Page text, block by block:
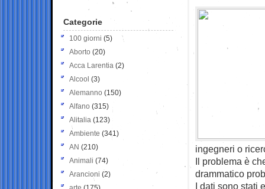
ingegneri o
Il problema è
drammatico
I dati sono stati
Categorie
100 giorni (5)
Aborto (20)
Acca Larentia (2)
Alcool (3)
Alemanno (150)
Alfano (315)
Alitalia (123)
Ambiente (341)
AN (210)
Animali (74)
Arancioni (2)